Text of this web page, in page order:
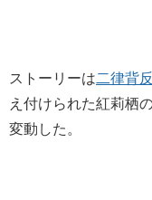
ストーリーは二律背
え付けられた紅莉栖
変動した。